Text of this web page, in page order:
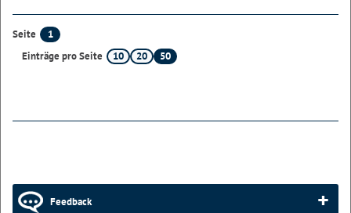
Seite
1
Einträge pro Seite
10 20 50
Feedback